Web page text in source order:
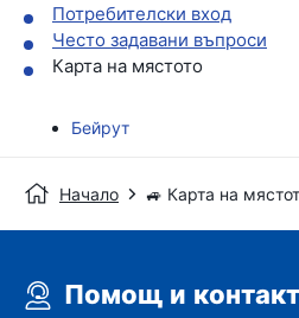
Потребителски вход
Често задавани въпроси
Карта на мястото
Бейрут
Начало 🚙 Карта на
Помощ и